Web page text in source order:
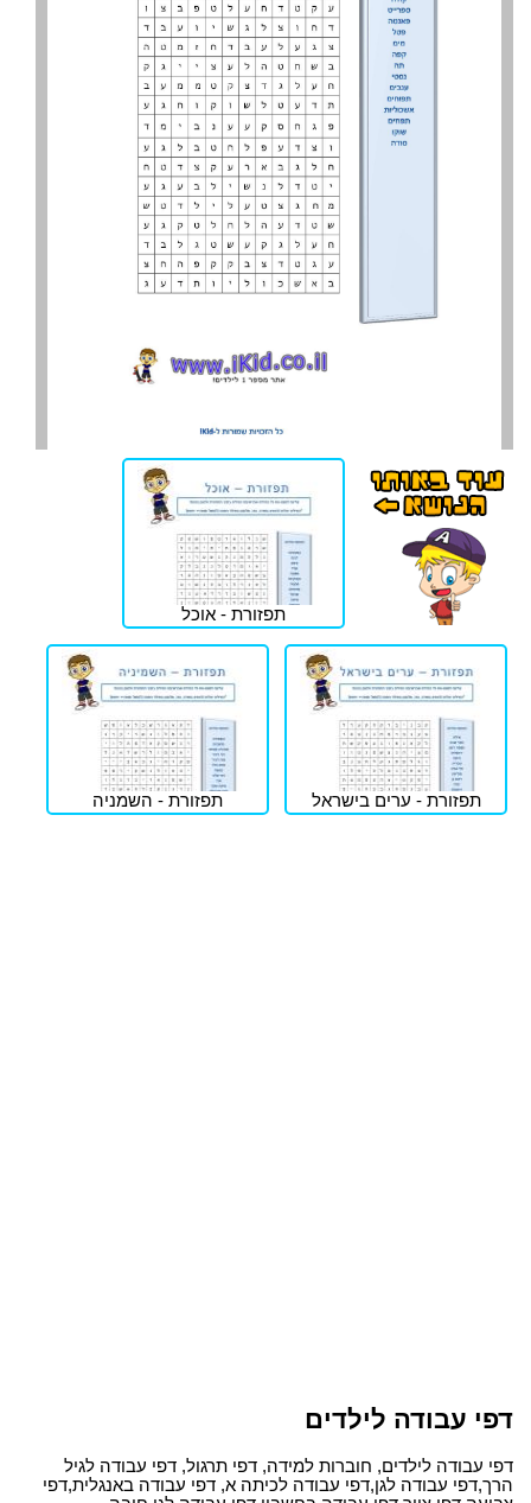
תפזורת - אוכל
תפזורת - ערים בישראל תפזורת - השמניה
דפי עבודה לילדים
דפי עבודה לילדים, חוברות למידה, דפי תרגול, דפי עבודה לגיל
הרך,דפי עבודה לגן,דפי עבודה לכיתה א, דפי עבודה באנגלית,דפי